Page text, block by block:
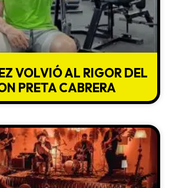
VOLVIÓ AL RIGOR DEL
PRETA CABRERA